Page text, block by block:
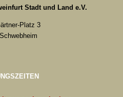
Stadt und Land e.V.
Platz 3